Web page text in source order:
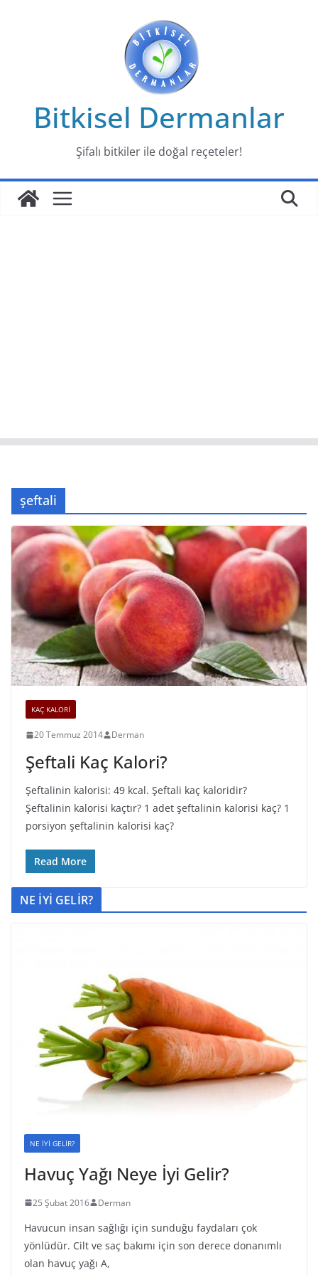
Bitkisel Dermanlar
Şifalı bitkiler ile doğal reçeteler!
şeftali
KAÇ KALORİ
20 Temmuz 2014 Derman
Şeftali Kaç Kalori?
Şeftalinin kalorisi: 49 kcal. Şeftali kaç kaloridir?
Şeftalinin kalorisi kaçtır? 1 adet şeftalinin kalorisi kaç? 1
porsiyon şeftalinin kalorisi kaç?
Read More
NE İYİ GELİR?
NE İYİ GELİR?
Havuç Yağı Neye İyi Gelir?
25 Şubat 2016 Derman
Havucun insan sağlığı için sunduğu faydaları çok
yönlüdür. Cilt ve saç bakımı için son derece donanımlı
olan havuç yağı A,